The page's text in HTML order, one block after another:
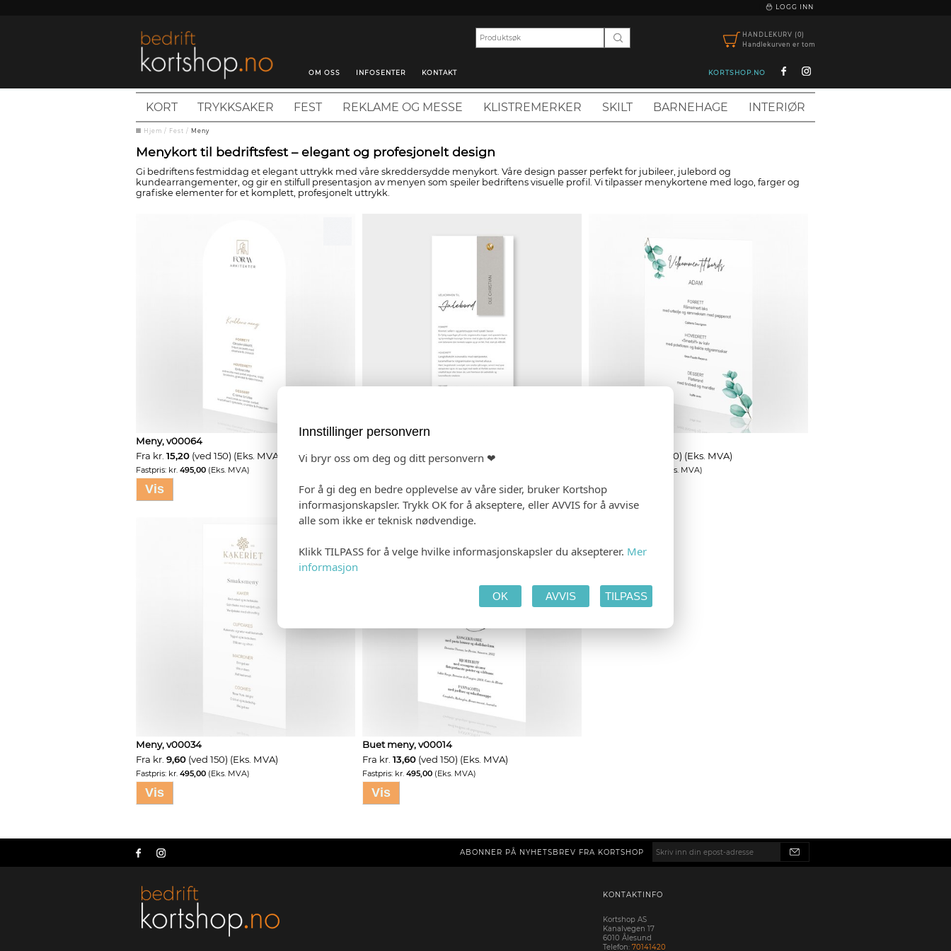
LOGG INN
HANDLEKURV (0)
Handlekurven er tom
OM OSS INFOSENTER KONTAKT KORTSHOP.NO
KORT TRYKKSAKER FEST REKLAME OG MESSE KLISTREMERKER SKILT BARNEHAGE INTERIØR
Hjem / Fest / Meny
Menykort til bedriftsfest – elegant og profesjonelt design
Gi bedriftens festmiddag et elegant uttrykk med våre skreddersydde menykort. Våre design passer perfekt for jubileer, julebord og
kundearrangementer, og gir en stilfull presentasjon av menyen som speiler bedriftens visuelle profil. Vi tilpasser menykortene med logo, farger og
grafiske elementer for et komplett, profesjonelt uttrykk.
Meny, v00064
Fra kr. 15,20 (ved 150) (Eks. MVA)
Fastpris: kr. 495,00 (Eks. MVA)
Vis
Meny, v00044
Fra kr. 20,80(ved 150) (Eks. MVA)
Vis
(ved 150) (Eks. MVA)
(Eks. MVA)
Vis
Meny, v00034
Fra kr. 9,60 (ved 150) (Eks. MVA)
Fastpris: kr. 495,00 (Eks. MVA)
Vis
Buet meny, v00014
Fra kr. 13,60(ved 150) (Eks. MVA)
Fastpris: kr. 495,00(Eks. MVA)
Vis
ABONNER PÅ NYHETSBREV FRA KORTSHOP
KONTAKTINFO
Kortshop AS
Kanalvegen 17
6010 Ålesund
Telefon: 70141420
Innstillinger personvern
Vi bryr oss om deg og ditt personvern ❤
For å gi deg en bedre opplevelse av våre sider, bruker Kortshop
informasjonskapsler. Trykk OK for å akseptere, eller AVVIS for å avvise
alle som ikke er teknisk nødvendige.
Klikk TILPASS for å velge hvilke informasjonskapsler du aksepterer. Mer
informasjon
OK AVVIS TILPASS